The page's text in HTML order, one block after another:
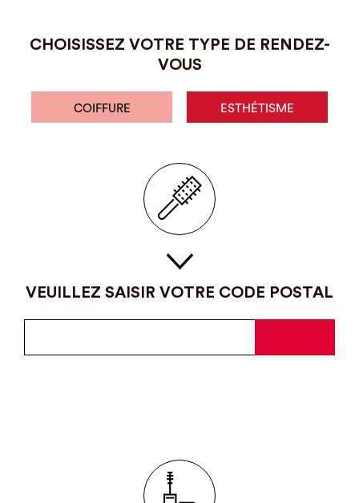
CHOISISSEZ VOTRE TYPE DE RENDEZ-
VOUS
COIFFURE ESTHÉTISME
VEUILLEZ SAISIR VOTRE CODE POSTAL